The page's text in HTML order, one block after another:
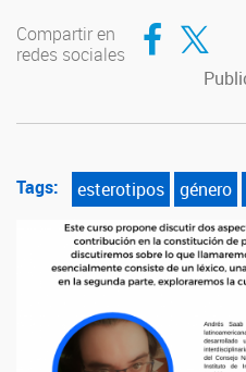
Compartir en
redes sociales
Compartir en
Compartir en
Tags: esterotipos género